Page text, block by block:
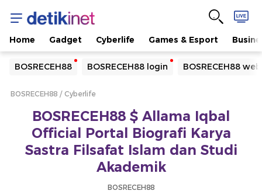
Home Gadget Cyberlife Games & Esport
BOSRECEH88 BOSRECEH88 login BOSRECEH88
Yang sedang ramai dicari
Loading...
Loading...
BOSRECEH88 Cyberlife
BOSRECEH88 $ Allama Iqbal
Official Portal Biografi Karya
Sastra Filsafat Islam dan Studi
Akademik
BOSRECEH88